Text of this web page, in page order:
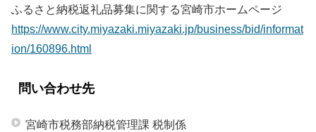
ふるさと納税返礼品募集に関する宮崎市ホームページ
https://www.city.miyazaki.miyazaki.jp/business/bid/informat
ion/160896.html
問い合わせ先
宮崎市税務部納税管理課 税制係